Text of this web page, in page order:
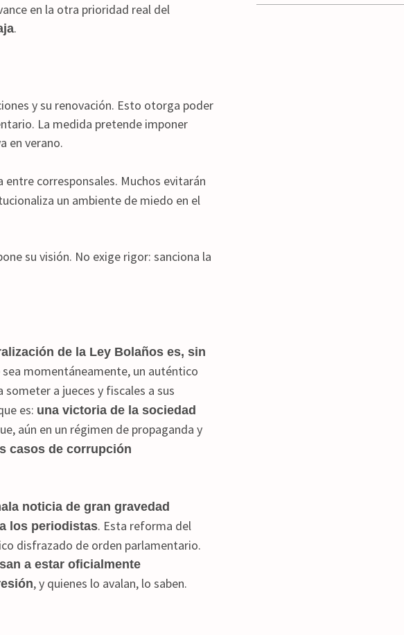
en la otra prioridad real del
.
y su renovación. Esto otorga poder
La medida pretende imponer
en verano.
entre corresponsales. Muchos evitarán
un ambiente de miedo en el
su visión. No exige rigor: sanciona la
de la Ley Bolaños es, sin
sea momentáneamente, un auténtico
a jueces y fiscales a sus
es: una victoria de la sociedad
aún en un régimen de propaganda y
casos de corrupción
noticia de gran gravedad
los periodistas. Esta reforma del
disfrazado de orden parlamentario.
a estar oficialmente
, y quienes lo avalan, lo saben.